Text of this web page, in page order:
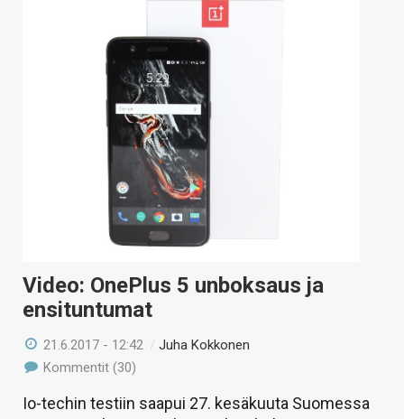
Video: OnePlus 5 unboksaus ja
ensituntumat
21.6.2017 - 12:42 /Juha Kokkonen
Kommentit (30)
Io-techin testiin saapui 27. kesäkuuta Suomessa